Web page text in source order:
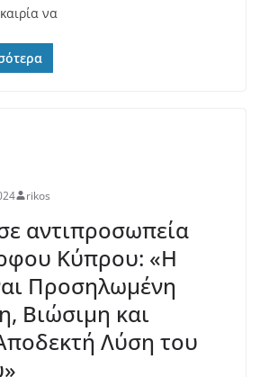
να
rikos
αντιπροσωπεία
Κύπρου: «Η
Προσηλωμένη
Βιώσιμη και
Λύση του